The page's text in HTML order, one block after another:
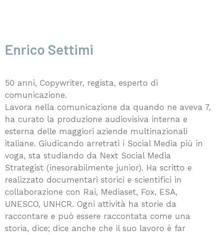
Enrico Settimi
50 anni, Copywriter, regista, esperto di
comunicazione.
Lavora nella comunicazione da quando ne aveva 7,
ha curato la produzione audiovisiva interna e
esterna delle maggiori aziende multinazionali
italiane. Giudicando arretrati i Social Media più in
voga, sta studiando da Next Social Media
Strategist (inesorabilmente junior). Ha scritto e
realizzato documentari storici e scientifici in
collaborazione con Rai, Mediaset, Fox, ESA,
UNESCO, UNHCR. Ogni attività ha storie da
raccontare e può essere raccontata come una
storia, dice; dice anche che il suo lavoro è far